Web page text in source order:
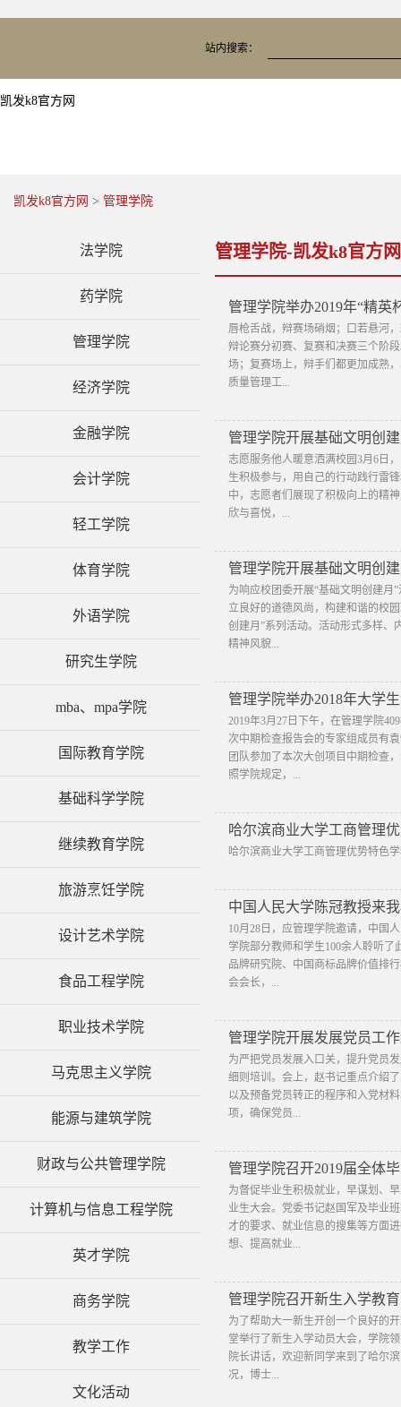
站内搜索：
凯发k8官方网
凯发k8官方网 > 管理学院
法学院
药学院
管理学院
经济学院
金融学院
会计学院
轻工学院
体育学院
外语学院
研究生学院
mba、mpa学院
国际教育学院
基础科学学院
继续教育学院
旅游烹饪学院
设计艺术学院
食品工程学院
职业技术学院
马克思主义学院
能源与建筑学院
财政与公共管理学院
计算机与信息工程学院
英才学院
商务学院
教学工作
文化活动
管理学院-凯发k8官方网
管理学院举办2019年“精英
唇枪舌战，辩赛场硝烟；口若悬河
辩论赛分初赛、复赛和决赛三个阶
场；复赛场上，辩手们都更加成熟
质量管理工...
管理学院开展基础文明创
志愿服务他人暖意洒满校园3月6日
生积极参与，用自己的行动践行雷
中，志愿者们展现了积极向上的精
欣与喜悦，...
管理学院开展基础文明创
为响应校团委开展“基础文明创建月
立良好的道德风尚，构建和谐的校
创建月”系列活动。活动形式多样、
精神风貌...
管理学院举办2018年大学
2019年3月27日下午，在管理学院
次中期检查报告会的专家组成员有
团队参加了本次大创项目中期检查
照学院规定，...
哈尔滨商业大学工商管理
哈尔滨商业大学工商管理优势特色
中国人民大学陈冠教授来
​10月28日，应管理学院邀请，中国
学院部分教师和学生100余人聆听
品牌研究院、中国商标品牌价值排
会会长，...
管理学院开展发展党员工
为严把党员发展入口关，提升党员
细则培训。会上，赵书记重点介绍
以及预备党员转正的程序和入党材
项，确保党员...
管理学院召开2019届全体
为督促毕业生积极就业，早谋划、
业生大会。党委书记赵国军及毕业
才的要求、就业信息的搜集等方面
想、提高就业...
管理学院召开新生入学教
为了帮助大一新生开创一个良好的
堂举行了新生入学动员大会，学院
院长讲话，欢迎新同学来到了哈尔
况，博士...